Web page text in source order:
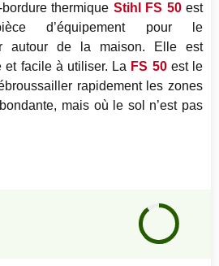
thermique Stihl FS 50est
d’équipement pour le
autour de la maison. Elle est
et facile à utiliser. La FS 50est le
rapidement les zones
mais où le sol n’est pas
avis
90%